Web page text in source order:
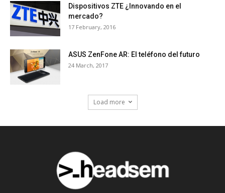
Dispositivos ZTE ¿Innovando en el
mercado?
17 February, 2016
ASUS ZenFone AR: El teléfono del futuro
24 March, 2017
Load more